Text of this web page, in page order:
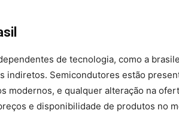
de tecnologia, como a
indiretos. Semicondutores estão
modernos, e qualquer alteração na
e disponibilidade de produtos no